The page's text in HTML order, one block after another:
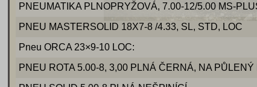
PNEUMATIKA PLNOPRYŽOVÁ, 7.00-12/5.00 MS-
PNEU MASTERSOLID 18X7-8 /4.33, SL, STD, LOC
Pneu ORCA 23×9-10 LOC:
PNEU ROTA 5.00-8, 3,00 PLNÁ ČERNÁ, NA PŮLENÝ